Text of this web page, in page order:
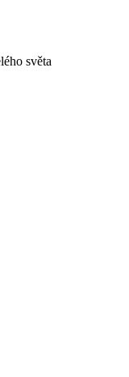
světa